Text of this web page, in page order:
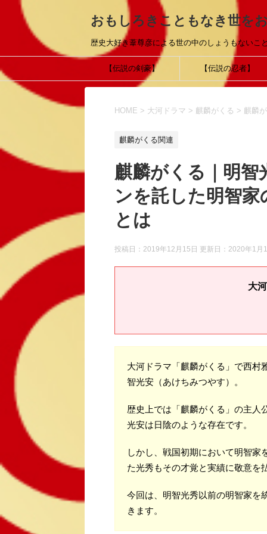
おもしろきこともなき世を
歴史大好き葦尊彦による世の中のしょうもないこ
【伝説の剣豪】 【伝説の忍者】
HOME > 大河ドラマ > 麒麟がくる > 麒麟
麒麟がくる関連
麒麟がくる｜明智
ンを託した明智
とは
投稿日：2019年12月15日 更新日： 2020年1月
大
大河ドラマ「麒麟がくる」で西村
智光安（あけちみつやす）。
歴史上では「麒麟がくる」の主人
光安は日陰のような存在です。
しかし、戦国初期において明智家
た光秀もその才覚と実績に敬意を
今回は、明智光秀以前の明智家を
きます。